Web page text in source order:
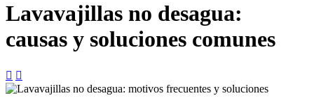
Lavavajillas no desagua:
causas y soluciones comunes
 